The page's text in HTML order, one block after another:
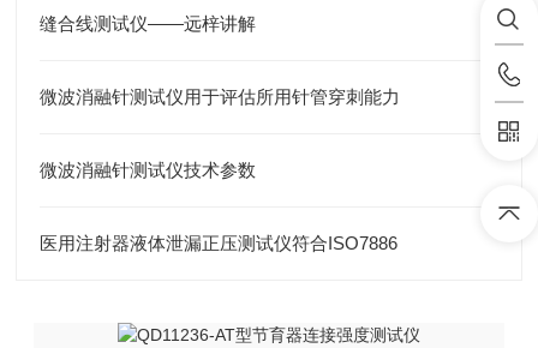
缝合线测试仪——远梓讲解
微波消融针测试仪用于评估所用针管穿刺能力
微波消融针测试仪技术参数
医用注射器液体泄漏正压测试仪符合ISO7886